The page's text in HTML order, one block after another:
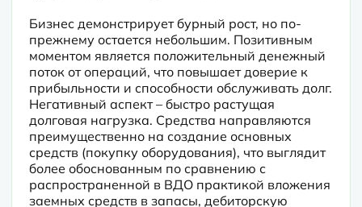
Бизнес демонстрирует бурный рост, но по-
прежнему остается небольшим. Позитивным
моментом является положительный денежный
поток от операций, что повышает доверие к
прибыльности и способности обслуживать долг.
Негативный аспект – быстро растущая
долговая нагрузка. Средства направляются
преимущественно на создание основных
средств (покупку оборудования), что выглядит
более обоснованным по сравнению с
распространенной в ВДО практикой вложения
заемных средств в запасы, дебиторскую